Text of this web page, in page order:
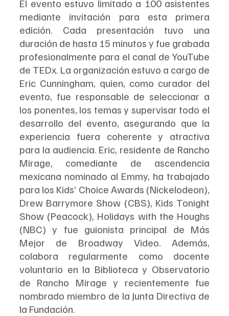
El evento estuvo limitado a 100 asistentes
mediante invitación para esta primera
edición. Cada presentación tuvo una
duración de hasta 15 minutos y fue grabada
profesionalmente para el canal de YouTube
de TEDx. La organización estuvo a cargo de
Eric Cunningham, quien, como curador del
evento, fue responsable de seleccionar a
los ponentes, los temas y supervisar todo el
desarrollo del evento, asegurando que la
experiencia fuera coherente y atractiva
para la audiencia. Eric, residente de Rancho
Mirage, comediante de ascendencia
mexicana nominado al Emmy, ha trabajado
para los Kids’ Choice Awards (Nickelodeon),
Drew Barrymore Show (CBS), Kids Tonight
Show (Peacock), Holidays with the Houghs
(NBC) y fue guionista principal de Más
Mejor de Broadway Video. Además,
colabora regularmente como docente
voluntario en la Biblioteca y Observatorio
de Rancho Mirage y recientemente fue
nombrado miembro de la Junta Directiva de
la Fundación.